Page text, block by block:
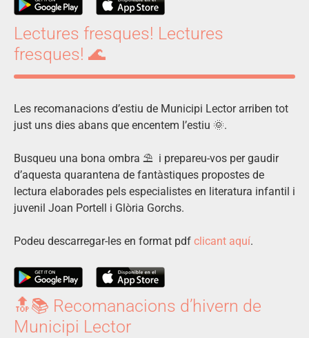
Lectures fresques! Lectures
fresques! 🌊
Les recomanacions d’estiu de Municipi Lector arriben tot
just uns dies abans que encentem l’estiu 🌞.
Busqueu una bona ombra ⛱ i prepareu-vos per gaudir
d’aquesta quarantena de fantàstiques propostes de
lectura elaborades pels especialistes en literatura infantil i
juvenil Joan Portell i Glòria Gorchs.
Podeu descarregar-les en format pdf clicant aquí.
🔝📚 Recomanacions d’hivern de
Municipi Lector